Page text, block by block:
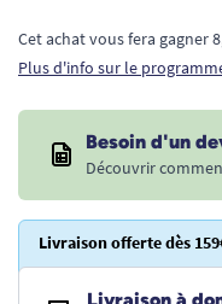
Cet achat vous fera gagner
Plus d'info sur le
Besoin d'un
Découvrir
Livraison offerte dès